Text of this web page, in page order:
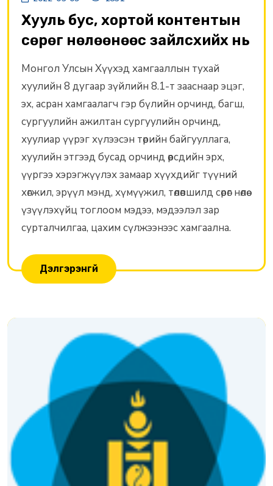
Хууль бус, хортой контентын
сөрөг нөлөөнөөс зайлсхийх нь
Монгол Улсын Хүүхэд хамгааллын тухай
хуулийн 8 дугаар зүйлийн 8.1-т зааснаар эцэг,
эх, асран хамгаалагч гэр бүлийн орчинд, багш,
сургуулийн ажилтан сургуулийн орчинд,
хуулиар үүрэг хүлээсэн төрийн байгууллага,
хуулийн этгээд бусад орчинд өөрсдийн эрх,
үүргээ хэрэгжүүлэх замаар хүүхдийг түүний
хөгжил, эрүүл мэнд, хүмүүжил, төлөвшилд сөрөг нөлөө
үзүүлэхүйц тоглоом мэдээ, мэдээлэл зар
сурталчилгаа, цахим сүлжээнээс хамгаална.
Дэлгэрэнгүй